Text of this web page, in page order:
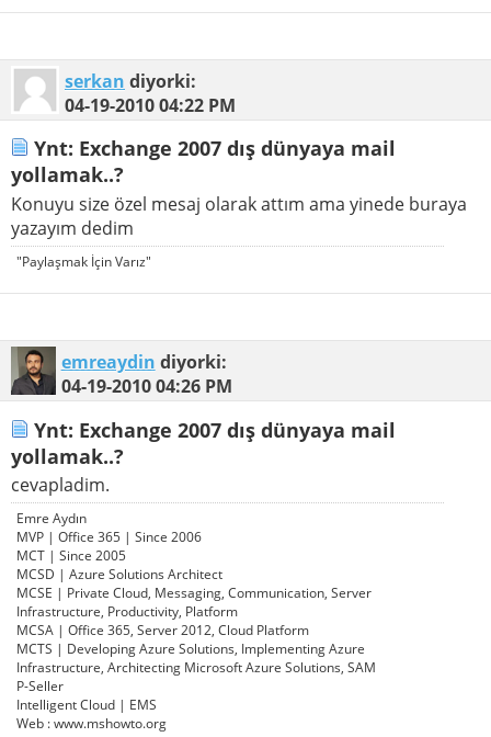
serkan diyorki:
04-19-201004:22 PM
Ynt: Exchange 2007 dış dünyaya mail
yollamak..?
Konuyu size özel mesaj olarak attım ama yinede buraya
yazayım dedim
"Paylaşmak İçin Varız"
emreaydin diyorki:
04-19-201004:26 PM
Ynt: Exchange 2007 dış dünyaya mail
yollamak..?
cevapladim.
Emre Aydın
MVP | Office 365 | Since 2006
MCT | Since 2005
MCSD | Azure Solutions Architect
MCSE | Private Cloud, Messaging, Communication, Server
Infrastructure, Productivity, Platform
MCSA | Office 365, Server 2012, Cloud Platform
MCTS | Developing Azure Solutions, Implementing Azure
Infrastructure, Architecting Microsoft Azure Solutions, SAM
P-Seller
Intelligent Cloud | EMS
Web : www.mshowto.org